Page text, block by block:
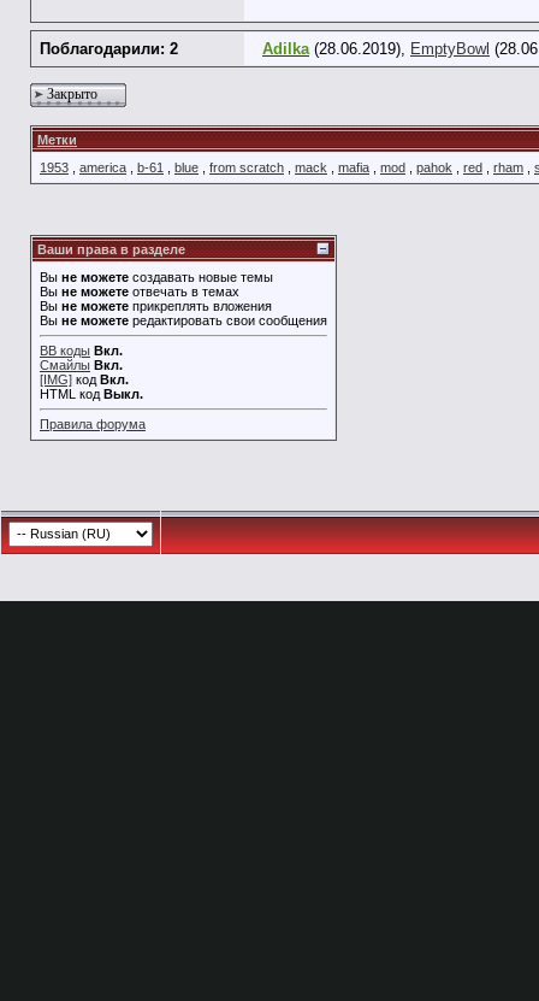
Поблагодарили: 2 Adilka(28.06.2019), EmptyBowl
Закрыто
Метки
1953
america b-61 blue from scratch mack mafia mod pahok red rham
Ваши права в разделе
Вы не можете создавать новые темы
Вы не можете отвечать в темах
Вы не можете прикреплять вложения
Вы не можете редактировать свои сообщения
BB коды Вкл.
Смайлы Вкл.
[IMG] код Вкл.
HTML код Выкл.
Правила форума